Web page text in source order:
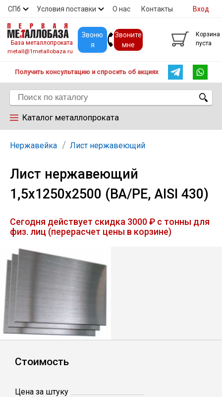
СПб Условия поставки О нас Контакты
Скидки Прайс Покупателям
Вход
База металлопроката
metall@1metallobaza.ru
Звоню
я
Звоните
мне
Корзина
пуста
Получить консультацию и спросить об акциях
Каталог металлопроката
Арматура
Труба профильная
Лист
Уголок
Швеллер
Нержавейка Лист нержавеющий
Лист нержавеющий
1,5х1250х2500 (ВА/РЕ, AISI 430)
Сегодня действует скидка 3000 ₽ с тонны для
физ. лиц (перерасчет цены в корзине)
Стоимость
Цена за штуку